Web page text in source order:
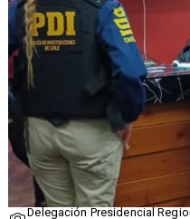
Delegación Presidencial